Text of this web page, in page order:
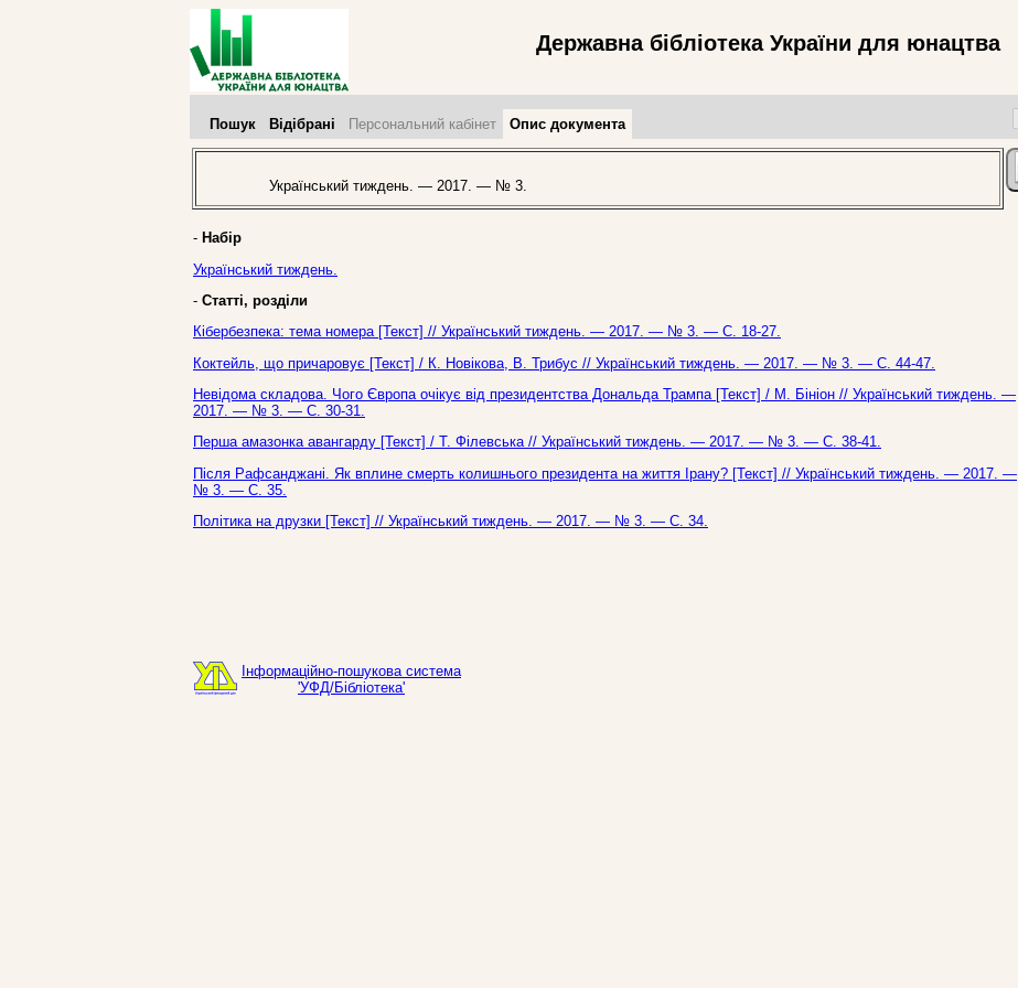
Державна бібліотека України для юнацтва
Пошук Відібрані Персональний кабінет Опис документа
Український тиждень. — 2017. — № 3.
- Набір
Український тиждень.
- Статті, розділи
Кібербезпека: тема номера [Текст] // Український тиждень. — 2017. — № 3. — С. 18-27.
Коктейль, що причаровує [Текст] / К. Новікова, В. Трибус // Український тиждень. — 2017. — № 3. — С. 44-47.
Невідома складова. Чого Європа очікує від президентства Дональда Трампа [Текст] / М. Бініон // Український тиждень. —
2017. — № 3. — С. 30-31.
Перша амазонка авангарду [Текст] / Т. Філевська // Український тиждень. — 2017. — № 3. — С. 38-41.
Після Рафсанджані. Як вплине смерть колишнього президента на життя Ірану? [Текст] // Український тиждень. — 2017. —
№ 3. — С. 35.
Політика на друзки [Текст] // Український тиждень. — 2017. — № 3. — С. 34.
Інформаційно-пошукова система
'УФД/Бібліотека'